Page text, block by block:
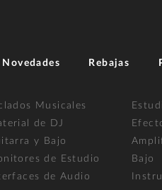
Novedades Rebajas
Musicales
de DJ
y Bajo
de Estudio
de Audio
Bajo